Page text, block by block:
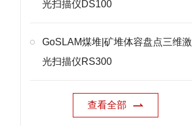
光扫描仪DS100
GoSLAM煤堆|矿堆体容盘点三维激
光扫描仪RS300
查看全部